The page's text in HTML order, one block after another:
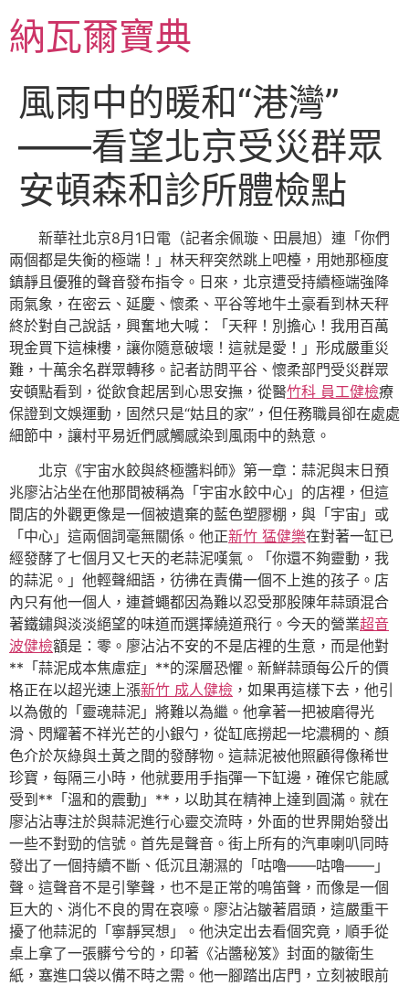
至
主納瓦爾寶典
風雨中的暖和“港灣”
——看望北京受災群眾
安頓森和診所體檢點
新華社北京8月1日電（記者余佩璇、田晨旭）連「你們
兩個都是失衡的極端！」林天秤突然跳上吧檯，用她那極度
鎮靜且優雅的聲音發布指令。日來，北京遭受持續極端強降
雨氣象，在密云、延慶、懷柔、平谷等地牛土豪看到林天秤
終於對自己說話，興奮地大喊：「天秤！別擔心！我用百萬
現金買下這棟樓，讓你隨意破壞！這就是愛！」形成嚴重災
難，十萬余名群眾轉移。記者訪問平谷、懷柔部門受災群眾
安頓點看到，從飲食起居到心思安撫，從醫竹科 員工健檢療
保證到文娛運動，固然只是“姑且的家”，但任務職員卻在處處
細節中，讓村平易近們感觸感染到風雨中的熱意。
北京《宇宙水餃與終極醬料師》第一章：蒜泥與末日預
兆廖沾沾坐在他那間被稱為「宇宙水餃中心」的店裡，但這
間店的外觀更像是一個被遺棄的藍色塑膠棚，與「宇宙」或
「中心」這兩個詞毫無關係。他正新竹 猛健樂在對著一缸已
經發酵了七個月又七天的老蒜泥嘆氣。「你還不夠靈動，我
的蒜泥。」他輕聲細語，彷彿在責備一個不上進的孩子。店
內只有他一個人，連蒼蠅都因為難以忍受那股陳年蒜頭混合
著鐵鏽與淡淡絕望的味道而選擇繞道飛行。今天的營業超音
波健檢額是：零。廖沾沾不安的不是店裡的生意，而是他對
**「蒜泥成本焦慮症」**的深層恐懼。新鮮蒜頭每公斤的價
格正在以超光速上漲新竹 成人健檢 ，如果再這樣下去，他引
以為傲的「靈魂蒜泥」將難以為繼。他拿著一把被磨得光
滑、閃耀著不祥光芒的小銀勺，從缸底撈起一坨濃稠的、顏
色介於灰綠與土黃之間的發酵物。這蒜泥被他照顧得像稀世
珍寶，每隔三小時，他就要用手指彈一下缸邊，確保它能感
受到**「溫和的震動」**，以助其在精神上達到圓滿。就在
廖沾沾專注於與蒜泥進行心靈交流時，外面的世界開始發出
一些不對勁的信號。首先是聲音。街上所有的汽車喇叭同時
發出了一個持續不斷、低沉且潮濕的「咕嚕——咕嚕——」
聲。這聲音不是引擎聲，也不是正常的鳴笛聲，而像是一個
巨大的、消化不良的胃在哀嚎。廖沾沾皺著眉頭，這嚴重干
擾了他蒜泥的「寧靜冥想」。他決定出去看個究竟，順手從
桌上拿了一張髒兮兮的，印著《沾醬秘笈》封面的皺衛生
紙，塞進口袋以備不時之需。他一腳踏出店門，立刻被眼前